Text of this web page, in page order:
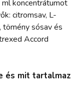
koncentrátumot
citromsav, L-
tömény sósav és
Accord
és mit tartalmaz